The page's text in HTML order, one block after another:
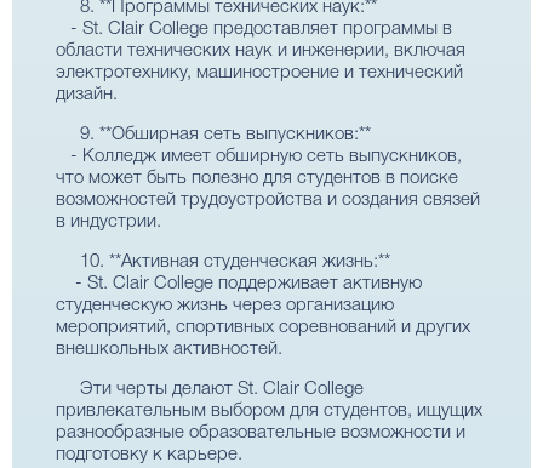
8. **Программы технических наук:**
- St. Clair College предоставляет программы в
области технических наук и инженерии, включая
электротехнику, машиностроение и технический
дизайн.
9. **Обширная сеть выпускников:**
- Колледж имеет обширную сеть выпускников,
что может быть полезно для студентов в поиске
возможностей трудоустройства и создания связей
в индустрии.
10. **Активная студенческая жизнь:**
- St. Clair College поддерживает активную
студенческую жизнь через организацию
мероприятий, спортивных соревнований и других
внешкольных активностей.
Эти черты делают St. Clair College
привлекательным выбором для студентов, ищущих
разнообразные образовательные возможности и
подготовку к карьере.